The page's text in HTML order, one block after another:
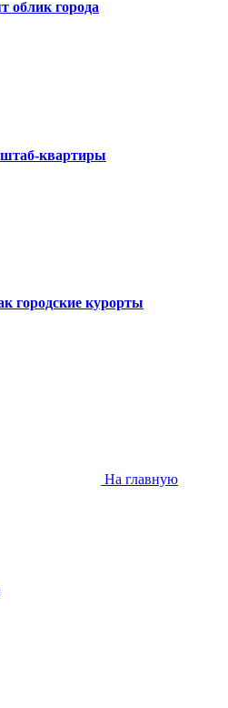
облик города
квартиры
городские курорты
На главную